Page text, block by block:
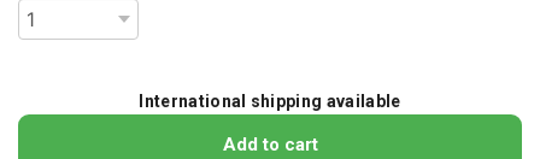
International shipping available
Add to cart